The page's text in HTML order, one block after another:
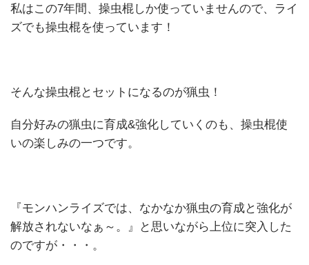
私はこの7年間、操虫棍しか使っていませんので、ライ
ズでも操虫棍を使っています！
そんな操虫棍とセットになるのが猟虫！
自分好みの猟虫に育成&強化していくのも、操虫棍使
いの楽しみの一つです。
『モンハンライズでは、なかなか猟虫の育成と強化が
解放されないなぁ～。』と思いながら上位に突入した
のですが・・・。